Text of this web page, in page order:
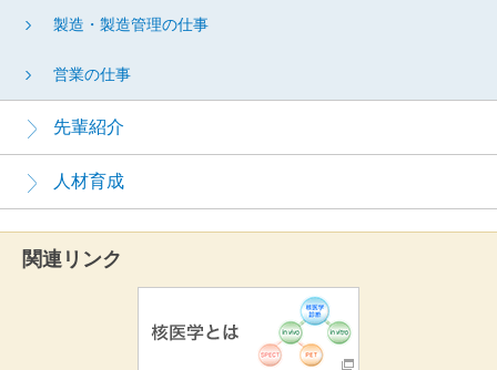
製造・製造管理の仕事
営業の仕事
先輩紹介
人材育成
関連リンク